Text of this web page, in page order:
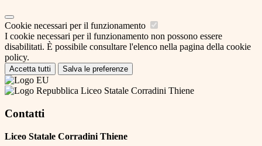
Cookie necessari per il funzionamento
I cookie necessari per il funzionamento non possono essere
disabilitati. È possibile consultare l'elenco nella pagina della cookie
policy.
Accetta tutti Salva le preferenze
Liceo Statale Corradini Thiene
Contatti
Liceo Statale Corradini Thiene